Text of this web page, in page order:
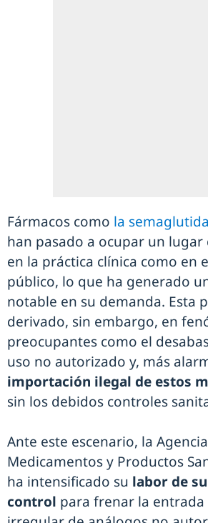
Fármacos como la
han pasado a ocupar un
en la práctica clínica como en
público, lo que ha generado
notable en su demanda. Esta
derivado, sin embargo, en
preocupantes como el
uso no autorizado y, más
importación ilegal de estos
sin los debidos controles
Ante este escenario, la
Medicamentos y Productos
ha intensificado su labor de
control para frenar la